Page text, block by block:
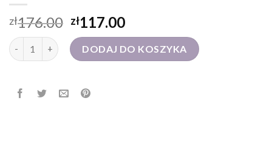
zł176.00 zł117.00
ilość torba na laptopa 14DODAJ DO KOSZYKA